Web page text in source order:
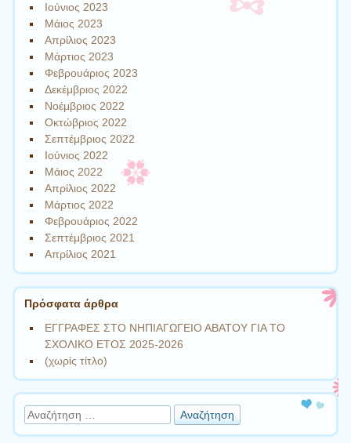
Ιούνιος 2023
Μάιος 2023
Απρίλιος 2023
Μάρτιος 2023
Φεβρουάριος 2023
Δεκέμβριος 2022
Νοέμβριος 2022
Οκτώβριος 2022
Σεπτέμβριος 2022
Ιούνιος 2022
Μάιος 2022
Απρίλιος 2022
Μάρτιος 2022
Φεβρουάριος 2022
Σεπτέμβριος 2021
Απρίλιος 2021
Πρόσφατα άρθρα
ΕΓΓΡΑΦΕΣ ΣΤΟ ΝΗΠΙΑΓΩΓΕΙΟ ΑΒΑΤΟΥ ΓΙΑ ΤΟ
ΣΧΟΛΙΚΟ ΕΤΟΣ 2025-2026
(χωρίς τίτλο)
Αναζήτηση